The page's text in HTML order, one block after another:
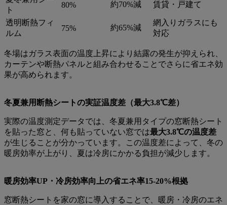
ト
80% 約70%減 賃貸・戸建て
透明断熱フィ
ルム
75% 約65%減
網入りガラスにも
対応
冬場はガラス表面の温度上昇により結露の発生が抑えられ、
カーテンや断熱パネルと組み合わせることでさらに省エネ効
果が高められます。
冬夏兼用断熱シートの実証温度差（最大3.8℃差）
実際の温度測定データでは、冬夏兼用タイプの窓断熱シート
を貼った窓と、何も貼っていない窓では最大3.8℃の温度差
が生じることが分かっています。この温度差によって、冬の
暖房効率が上がり、夏は冷房にかかる負担が減少します。
暖房効率UP・冷房効率向上の省エネ率15-20%根拠
窓断熱シートを家の窓に導入することで、暖房・冷房のエネ